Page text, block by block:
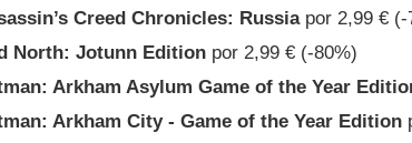
Creed Chronicles: Russiapor 2,99 € (-
North: Jotunn Edition por 2,99 € (-80%)
Arkham Asylum Game of the Year
Arkham City - Game of the Year Edition